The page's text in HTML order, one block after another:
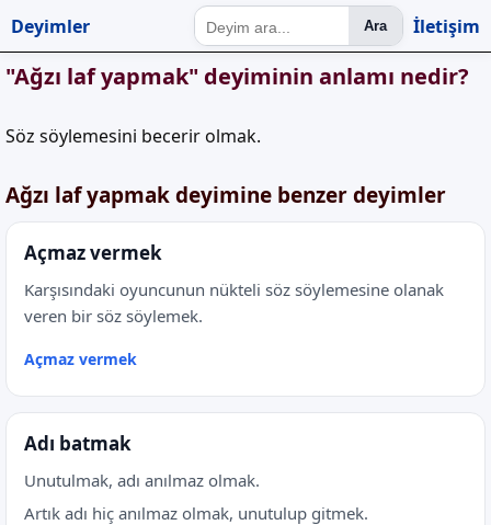
Deyimler Ara İletişim
"Ağzı laf yapmak" deyiminin anlamı nedir?
Söz söylemesini becerir olmak.
Ağzı laf yapmak deyimine benzer deyimler
Açmaz vermek
Karşısındaki oyuncunun nükteli söz söylemesine olanak
veren bir söz söylemek.
Açmaz vermek
Adı batmak
Unutulmak, adı anılmaz olmak.
Artık adı hiç anılmaz olmak, unutulup gitmek.